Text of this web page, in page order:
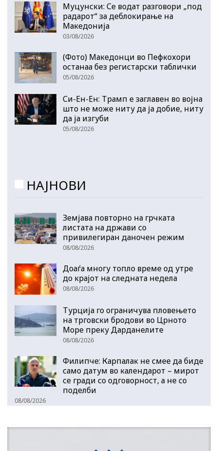
Муцунски: Се водат разговори „под
радарот“ за деблокирање на
Македонија
03/08/2026
(Фото) Македонци во Пефкохори
останаа без регистарски таблички
05/08/2026
Си-Ен-Ен: Трамп е заглавен во војна
што не може ниту да ја добие, ниту
да ја изгуби
05/08/2026
НАЈНОВИ
Земјава повторно на грчката
листата на држави со
привилегиран даночен режим
08/08/2026
Доаѓа многу топло време од утре
до крајот на следната недела
08/08/2026
Турција го ограничува пловењето
на трговски бродови во Црното
Море преку Дарданелите
08/08/2026
Филипче: Карпалак не смее да биде
само датум во календарот – мирот
се гради со одговорност, а не со
поделби
08/08/2026